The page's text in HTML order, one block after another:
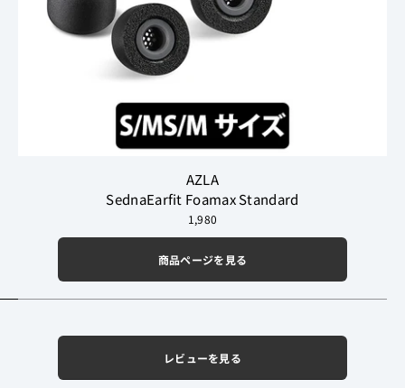
AZLA
SednaEarfit Foamax Standard
1,980
商品ページを見る
レビューを見る